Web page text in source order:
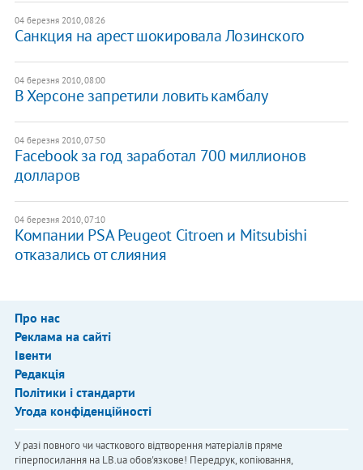
04 березня 2010, 08:26
Санкция на арест шокировала Лозинского
04 березня 2010, 08:00
В Херсоне запретили ловить камбалу
04 березня 2010, 07:50
Facebook за год заработал 700 миллионов
долларов
04 березня 2010, 07:10
Компании PSA Peugeot Citroen и Mitsubishi
отказались от слияния
Про нас
Реклама на сайті
Івенти
Редакція
Політики і стандарти
Угода конфіденційності
У разі повного чи часткового відтворення матеріалів пряме
гіперпосилання на LB.ua обов'язкове! Передрук, копіювання,